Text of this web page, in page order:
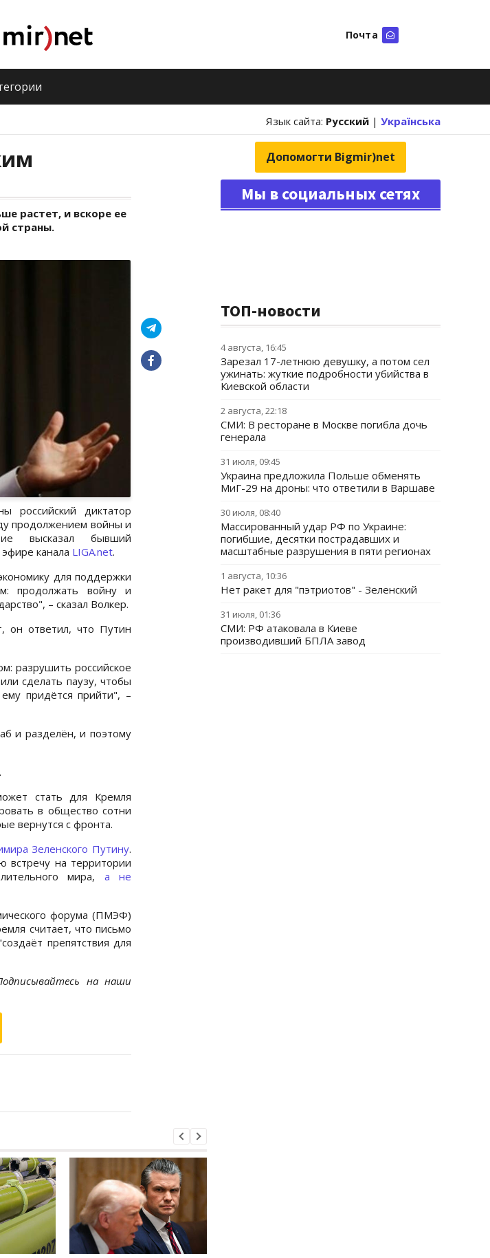
Почта
Язык сайта: Русский | Українська
растет, и вскоре ее
страны.
российский диктатор
продолжением войны и
высказал бывший
канала LIGA.net.
для поддержки
продолжать войну и
– сказал Волкер.
он ответил, что Путин
разрушить российское
сделать паузу, чтобы
придётся прийти", –
и разделён, и поэтому
стать для Кремля
в общество сотни
вернутся с фронта.
Зеленского Путину.
встречу на территории
мира, а не
форума (ПМЭФ)
считает, что письмо
препятствия для
на наши
Допомогти Bigmir)net
Мы в социальных сетях
ТОП-новости
4 августа, 16:45
Зарезал 17-летнюю девушку, а потом сел
ужинать: жуткие подробности убийства в
Киевской области
2 августа, 22:18
СМИ: В ресторане в Москве погибла дочь
генерала
31 июля, 09:45
Украина предложила Польше обменять
МиГ-29 на дроны: что ответили в Варшаве
30 июля, 08:40
Массированный удар РФ по Украине:
погибшие, десятки пострадавших и
масштабные разрушения в пяти регионах
1 августа, 10:36
Нет ракет для "пэтриотов" - Зеленский
31 июля, 01:36
СМИ: РФ атаковала в Киеве
производивший БПЛА завод